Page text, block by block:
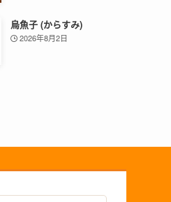
烏魚子 (からすみ)
2026年8月2日